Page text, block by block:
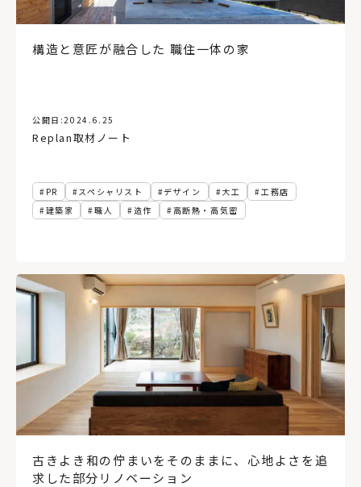
造作棚
工務店経営 床 変形地 ペット
中庭
コンクリートブロック造 後志
オフィス
東川町
イベント 日高 30坪以下
お金の話
動線計画
セイナヨキ
読解力
オープンハウス
注文住宅 砂箱
木材店
おもちゃ美術館
壁 分散型ホテル
道北
家づくりのアイデア 8帖
長期優良住宅
ヘルシンキ
手すり バリアフリー
縦型ブラインド
資産価値 環境 太陽光発電 冷房
地球温暖化
横型ブラインド、インテリア
施工
ウィンドウトリートメント
アトリエ
インテリアグリーン
ヌック マルシェ 地域
地方
空き家
玄関ポーチ
壁紙
蓄エネ
創エネ 北見市 吹き抜け 旅
住宅雑誌
コンテナハウス
サウナ
レイアウト
構造と意匠が融合した 職住一体の家
公開日:2024.6.25
Replan取材ノート
PR スペシャリスト デザイン 大工
工務店
建築家
職人 造作 高断熱・高気密
古きよき和の佇まいをそのままに、心地よさを追
求した部分リノベーション